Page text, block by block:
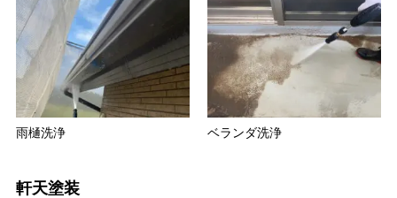
雨樋洗浄 ベランダ洗浄
軒天塗装